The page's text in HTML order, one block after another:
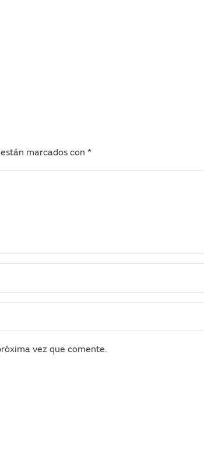
marcados con *
vez que comente.